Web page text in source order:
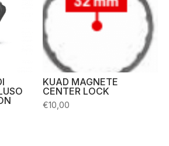
KUAD MAGNETE
CENTER LOCK
€10,00